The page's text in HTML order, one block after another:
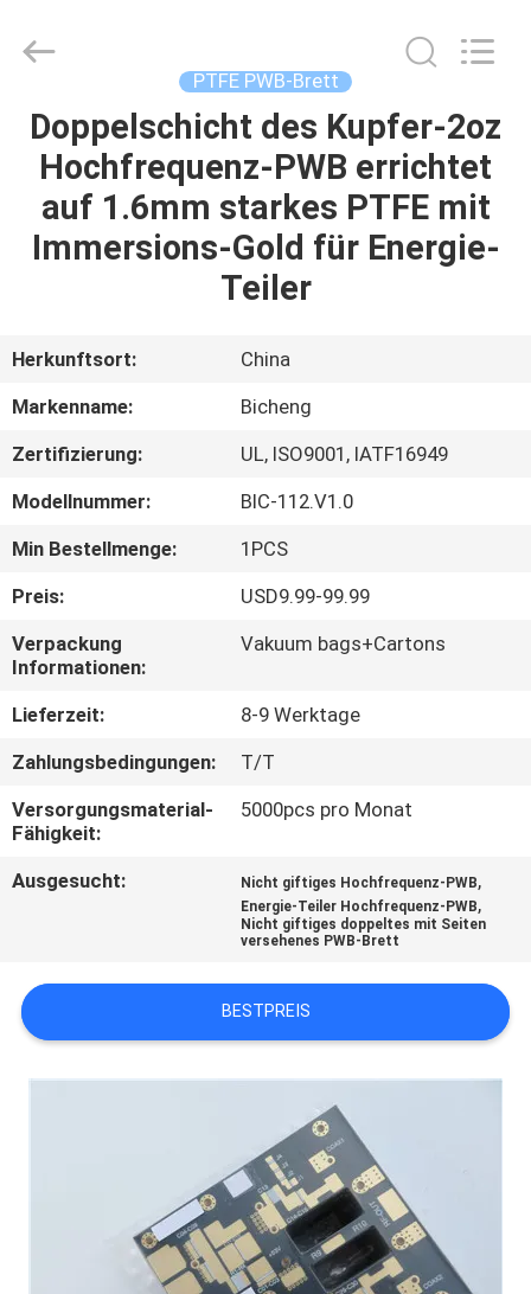
ZU
HAUSE
PRODUKTE
ÜBER
WERKSBESICHTIGUNG
QUALITÄTSKONTROLLE
KONTAKT
MIT
NEUIGKEITEN
FÄLLE
DATENSCHUTZRICHTLINIE
Reserved.
PTFE PWB-Brett
Doppelschicht des Kupfer-2oz
Hochfrequenz-PWB errichtet
auf 1.6mm starkes PTFE mit
Immersions-Gold für Energie-
Teiler
Herkunftsort:
China
Markenname:
Bicheng
Zertifizierung:
UL, ISO9001, IATF16949
Modellnummer:
BIC-112.V1.0
Min Bestellmenge:
1PCS
Preis:
USD9.99-99.99
Verpackung
Informationen:
Vakuum bags+Cartons
Lieferzeit:
8-9 Werktage
Zahlungsbedingungen:
T/T
Versorgungsmaterial-
Fähigkeit:
5000pcs pro Monat
Ausgesucht: Nicht giftiges Hochfrequenz-PWB,
Energie-Teiler Hochfrequenz-PWB,
Nicht giftiges doppeltes mit Seiten
versehenes PWB-Brett
BESTPREIS